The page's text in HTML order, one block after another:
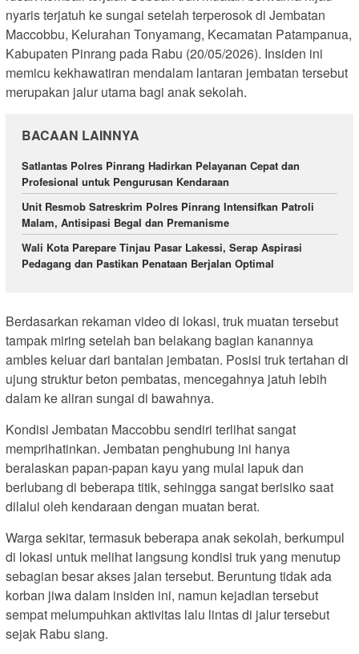
nyaris terjatuh ke sungai setelah terperosok di Jembatan
Maccobbu, Kelurahan Tonyamang, Kecamatan Patampanua,
Kabupaten Pinrang pada Rabu (20/05/2026). Insiden ini
memicu kekhawatiran mendalam lantaran jembatan tersebut
merupakan jalur utama bagi anak sekolah.
BACAAN LAINNYA
Satlantas Polres Pinrang Hadirkan Pelayanan Cepat dan
Profesional untuk Pengurusan Kendaraan
Unit Resmob Satreskrim Polres Pinrang Intensifkan Patroli
Malam, Antisipasi Begal dan Premanisme
Wali Kota Parepare Tinjau Pasar Lakessi, Serap Aspirasi
Pedagang dan Pastikan Penataan Berjalan Optimal
Berdasarkan rekaman video di lokasi, truk muatan tersebut
tampak miring setelah ban belakang bagian kanannya
ambles keluar dari bantalan jembatan. Posisi truk tertahan di
ujung struktur beton pembatas, mencegahnya jatuh lebih
dalam ke aliran sungai di bawahnya.
Kondisi Jembatan Maccobbu sendiri terlihat sangat
memprihatinkan. Jembatan penghubung ini hanya
beralaskan papan-papan kayu yang mulai lapuk dan
berlubang di beberapa titik, sehingga sangat berisiko saat
dilalui oleh kendaraan dengan muatan berat.
Warga sekitar, termasuk beberapa anak sekolah, berkumpul
di lokasi untuk melihat langsung kondisi truk yang menutup
sebagian besar akses jalan tersebut. Beruntung tidak ada
korban jiwa dalam insiden ini, namun kejadian tersebut
sempat melumpuhkan aktivitas lalu lintas di jalur tersebut
sejak Rabu siang.